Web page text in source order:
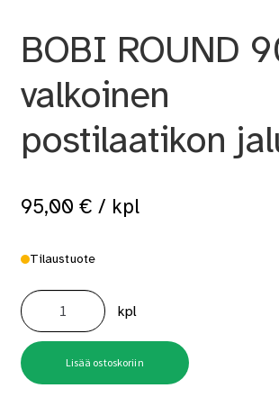
BOBI ROUND
valkoinen
postilaatikon
95,00 € / kpl
Tilaustuote
BOBI
ROUND
9016,
valkoinen
postilaatikon
jalusta
määrä
kpl
Lisää ostoskoriin